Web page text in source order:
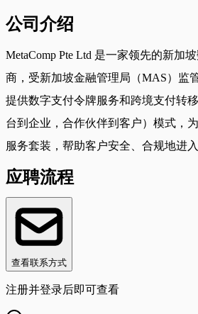
公司介绍
MetaComp Pte Ltd 是一家领先的新加
商，受新加坡金融管理局（MAS）监
提供数字支付令牌服务和跨境支付转
台到企业，合作伙伴到客户）模式，
服务套装，帮助客户安全、合规地进
应聘流程
查看联系方式
注册并登录后即可查看